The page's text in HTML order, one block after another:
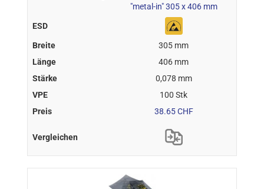
"metal-in" 305 x 406 mm
305 mm
406 mm
0,078 mm
100 Stk
38.65 CHF